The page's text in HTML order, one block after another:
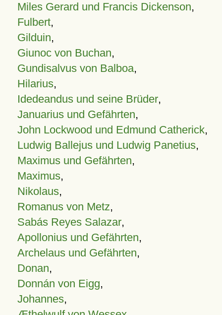
Miles Gerard und Francis Dickenson,
Fulbert,
Gilduin,
Giunoc von Buchan,
Gundisalvus von Balboa,
Hilarius,
Idedeandus und seine Brüder,
Januarius und Gefährten,
John Lockwood und Edmund Catherick,
Ludwig Ballejus und Ludwig Panetius,
Maximus und Gefährten,
Maximus,
Nikolaus,
Romanus von Metz,
Sabás Reyes Salazar,
Apollonius und Gefährten,
Archelaus und Gefährten,
Donan,
Donnán von Eigg,
Johannes,